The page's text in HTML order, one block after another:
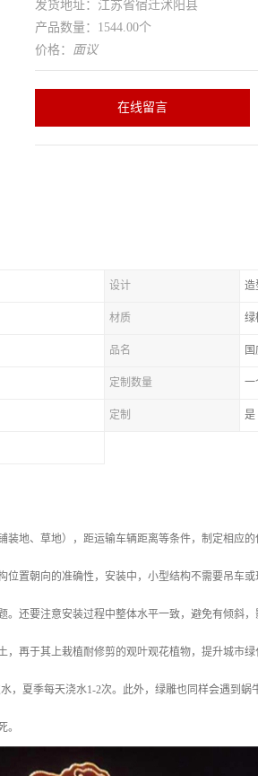
发货地址：江苏省宿迁沭阳县
产品数量：1544.00个
价格： 面议
在线留言
设计 造
材质 绿
品名
定制数量 一
定制 是
地、草地），距运输车辆距离等条件，制定相应
置朝向的准确性，安装中，小型结构不需要吊车
还要注意安装过程中整体水平一致，避免有倾斜，
再于其上栽植耐修剪的观叶观花植物，提升城市
，夏季每天浇水1-2次。此外，绿雕也同样会遇到
。